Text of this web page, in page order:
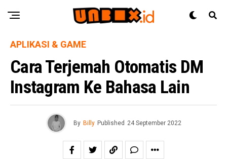
APLIKASI & GAME
Cara Terjemah Otomatis DM
Instagram Ke Bahasa Lain
By Billy Published 24 September 2022